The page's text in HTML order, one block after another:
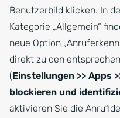
Benutzerbild klicken. In
Kategorie „Allgemein“
neue Option
direkt zu den
(Einstellungen >> Apps
blockieren und
aktivieren Sie die